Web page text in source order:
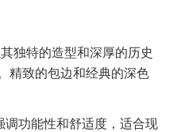
独特的造型和深厚的历史
精致的包边和经典的深色
调功能性和舒适度，适合现